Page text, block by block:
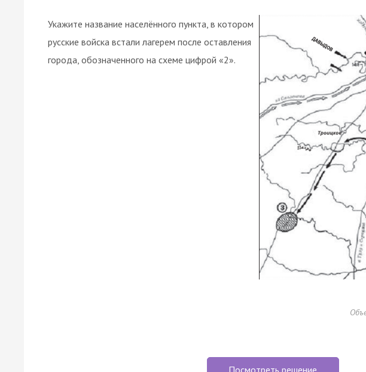
Укажите название населённого пункта, в котором
русские войска встали лагерем после оставления
города, обозначенного на схеме цифрой «2».